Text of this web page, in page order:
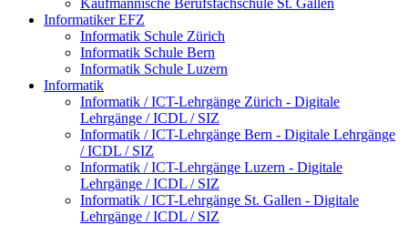
Kaufmännische Berufsfachschule St. Gallen
Informatiker EFZ
Informatik Schule Zürich
Informatik Schule Bern
Informatik Schule Luzern
Informatik
Informatik / ICT-Lehrgänge Zürich - Digitale
Lehrgänge / ICDL / SIZ
Informatik / ICT-Lehrgänge Bern - Digitale Lehrgänge
/ ICDL / SIZ
Informatik / ICT-Lehrgänge Luzern - Digitale
Lehrgänge / ICDL / SIZ
Informatik / ICT-Lehrgänge St. Gallen - Digitale
Lehrgänge / ICDL / SIZ